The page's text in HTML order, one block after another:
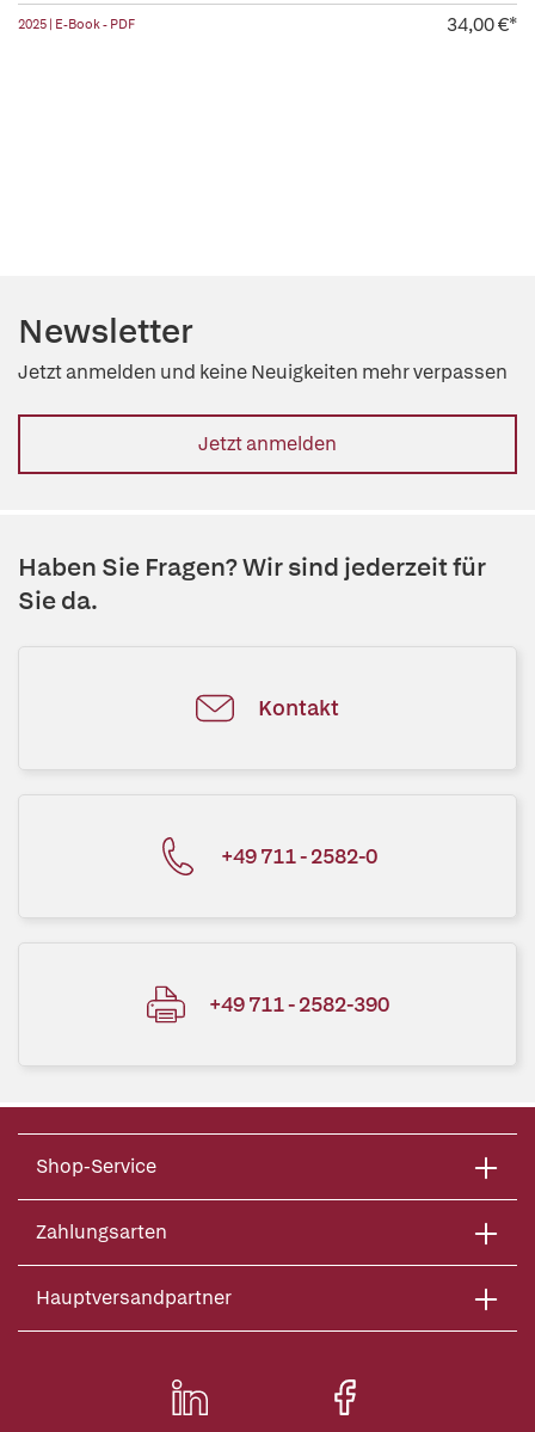
2025 | E-Book - PDF 34,00 €*
Newsletter
Jetzt anmelden und keine Neuigkeiten mehr verpassen
Jetzt anmelden
Haben Sie Fragen? Wir sind jederzeit für
Sie da.
Kontakt
+49 711 - 2582-0
+49 711 - 2582-390
Shop-Service
Zahlungsarten
Hauptversandpartner